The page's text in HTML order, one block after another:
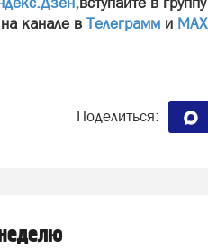
канале в Телеграмм и МАХ
Поделиться: